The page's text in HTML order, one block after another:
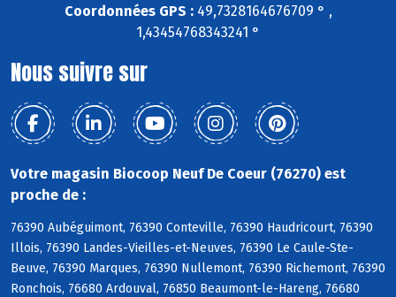
Coordonnées GPS :49,7328164676709 ° ,
1,43454768343241 °
Nous suivre sur
Votre magasin Biocoop Neuf De Coeur (76270) est
proche de :
76390 Aubéguimont, 76390 Conteville, 76390 Haudricourt, 76390
Illois, 76390 Landes-Vieilles-et-Neuves, 76390 Le Caule-Ste-
Beuve, 76390 Marques, 76390 Nullemont, 76390 Richemont, 76390
Ronchois, 76680 Ardouval, 76850 Beaumont-le-Hareng, 76680